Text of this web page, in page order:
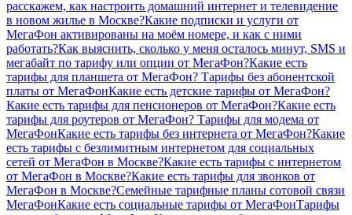
расскажем, как настроить домашний интернет и телевидение
в новом жилье в Москве?Какие подписки и услуги от
МегаФон активированы на моём номере, и как с ними
работать?Как выяснить, сколько у меня осталось минут, SMS и
мегабайт по тарифу или опции от МегаФон?Какие есть
тарифы для планшета от МегаФон? Тарифы без абонентской
платы от МегаФонКакие есть детские тарифы от МегаФон?
Какие есть тарифы для пенсионеров от МегаФон?Какие есть
тарифы для роутеров от МегаФон? Тарифы для модема от
МегаФонКакие есть тарифы без интернета от МегаФон?Какие
есть тарифы с безлимитным интернетом для социальных
сетей от МегаФон в Москве?Какие есть тарифы с интернетом
от МегаФон в Москве?Какие есть тарифы для звонков от
МегаФон в Москве?Семейные тарифные планы сотовой связи
МегаФонКакие есть социальные тарифы от МегаФонТарифы